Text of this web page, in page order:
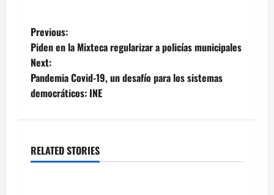
Post
navigation
Previous:
Piden en la Mixteca regularizar a policías municipales
Next:
Pandemia Covid-19, un desafío para los sistemas
democráticos: INE
RELATED STORIES
Estados